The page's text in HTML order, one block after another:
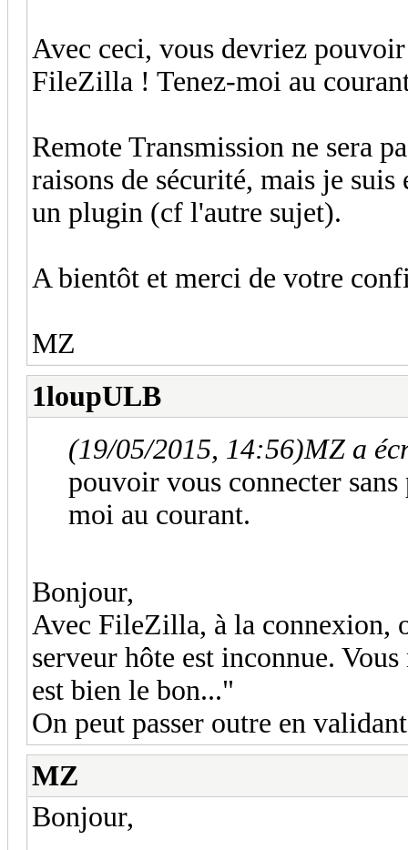
Avec ceci, vous devriez
FileZilla ! Tenez-moi au
Remote Transmission ne sera
raisons de sécurité, mais je
un plugin (cf l'autre sujet).
A bientôt et merci de votre
MZ
1loupULB
(19/05/2015, 14:56)MZ a
pouvoir vous connecter
moi au courant.
Bonjour,
Avec FileZilla, à la connexion,
serveur hôte est inconnue.
est bien le bon..."
On peut passer outre en
MZ
Bonjour,